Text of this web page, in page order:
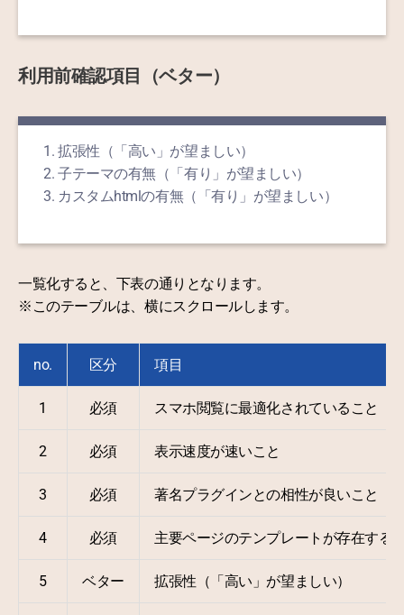
利用前確認項目（ベター）
拡張性（「高い」が望ましい）
子テーマの有無（「有り」が望ましい）
カスタムhtmlの有無（「有り」が望ましい）
一覧化すると、下表の通りとなります。
※このテーブルは、横にスクロールします。
no. 区分 項目
1 必須 スマホ閲覧に最適化されていること
2 必須 表示速度が速いこと
3 必須 著名プラグインとの相性が良いこと
4 必須 主要ページのテンプレートが存在する
5 ベター 拡張性（「高い」が望ましい）